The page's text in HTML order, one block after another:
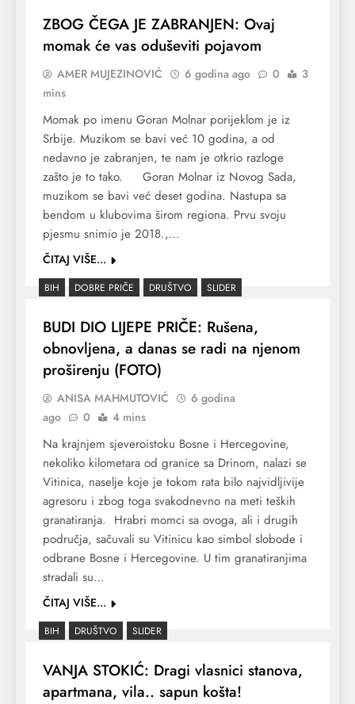
ZBOG ČEGA JE ZABRANJEN: Ovaj
momak će vas oduševiti pojavom
AMER MUJEZINOVIĆ 6 godina ago 0
3
mins
Momak po imenu Goran Molnar porijeklom je iz
Srbije. Muzikom se bavi već 10 godina, a od
nedavno je zabranjen, te nam je otkrio razloge
zašto je to tako. Goran Molnar iz Novog Sada,
muzikom se bavi već deset godina. Nastupa sa
bendom u klubovima širom regiona. Prvu svoju
pjesmu snimio je 2018.,…
ČITAJ VIŠE...
BIH DOBRE PRIČE DRUŠTVO SLIDER
BUDI DIO LIJEPE PRIČE: Rušena,
obnovljena, a danas se radi na njenom
proširenju (FOTO)
ANISA MAHMUTOVIĆ
6 godina
ago
0 4 mins
Na krajnjem sjeveroistoku Bosne i Hercegovine,
nekoliko kilometara od granice sa Drinom, nalazi se
Vitinica, naselje koje je tokom rata bilo najvidljivije
agresoru i zbog toga svakodnevno na meti teških
granatiranja. Hrabri momci sa ovoga, ali i drugih
područja, sačuvali su Vitinicu kao simbol slobode i
odbrane Bosne i Hercegovine. U tim granatiranjima
stradali su…
ČITAJ VIŠE...
BIH DRUŠTVO SLIDER
VANJA STOKIĆ: Dragi vlasnici stanova,
apartmana, vila.. sapun košta!